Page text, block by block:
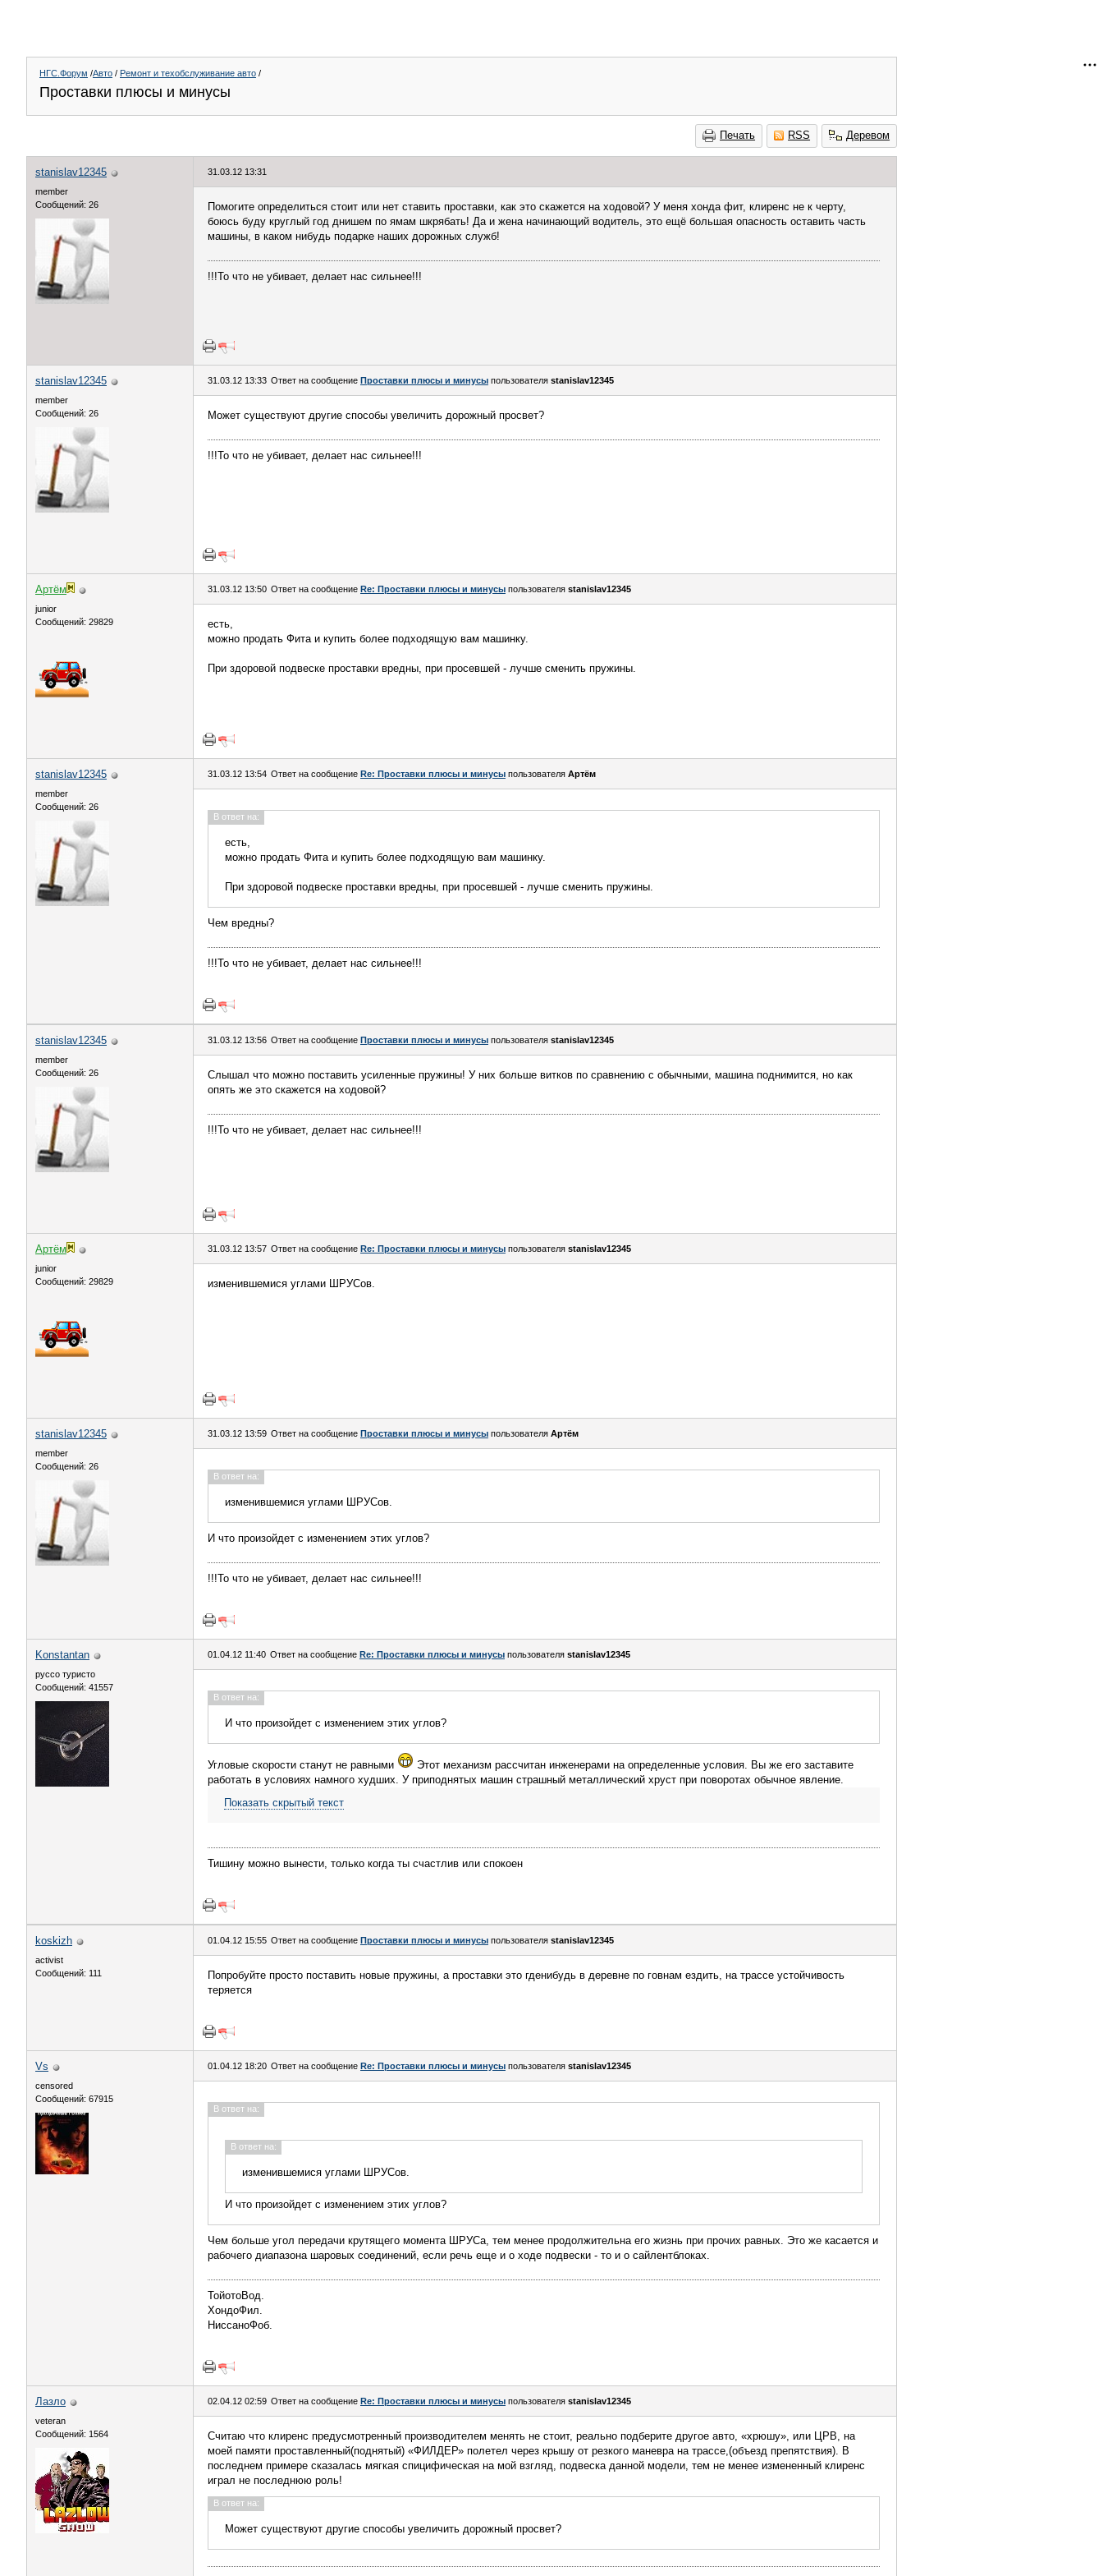
НГС.Форум /Авто / Ремонт и техобслуживание авто /
Проставки плюсы и минусы
Печать RSS Деревом
stanislav12345
member
Сообщений: 26
31.03.12 13:31
Помогите определиться стоит или нет ставить проставки, как это скажется на ходовой? У меня хонда фит, клиренс не к черту,
боюсь буду круглый год днишем по ямам шкрябать! Да и жена начинающий водитель, это ещё большая опасность оставить часть
машины, в каком нибудь подарке наших дорожных служб!
!!!То что не убивает, делает нас сильнее!!!
stanislav12345
member
Сообщений: 26
31.03.12 13:33 Ответ на сообщение Проставки плюсы и минусы пользователя stanislav12345
Может существуют другие способы увеличить дорожный просвет?
!!!То что не убивает, делает нас сильнее!!!
Артём
juniоr
Сообщений: 29829
31.03.12 13:50 Ответ на сообщение Re: Проставки плюсы и минусы пользователя stanislav12345
есть,
можно продать Фита и купить более подходящую вам машинку.
При здоровой подвеске проставки вредны, при просевшей - лучше сменить пружины.
stanislav12345
member
Сообщений: 26
31.03.12 13:54 Ответ на сообщение Re: Проставки плюсы и минусы пользователя Артём
В ответ на:
есть,
можно продать Фита и купить более подходящую вам машинку.
При здоровой подвеске проставки вредны, при просевшей - лучше сменить пружины.
Чем вредны?
!!!То что не убивает, делает нас сильнее!!!
stanislav12345
member
Сообщений: 26
31.03.12 13:56 Ответ на сообщение Проставки плюсы и минусы пользователя stanislav12345
Слышал что можно поставить усиленные пружины! У них больше витков по сравнению с обычными, машина поднимится, но как
опять же это скажется на ходовой?
!!!То что не убивает, делает нас сильнее!!!
Артём
juniоr
Сообщений: 29829
31.03.12 13:57 Ответ на сообщение Re: Проставки плюсы и минусы пользователя stanislav12345
изменившемися углами ШРУСов.
stanislav12345
member
Сообщений: 26
31.03.12 13:59 Ответ на сообщение Проставки плюсы и минусы пользователя Артём
В ответ на:
изменившемися углами ШРУСов.
И что произойдет с изменением этих углов?
!!!То что не убивает, делает нас сильнее!!!
Konstantan
руссо туристо
Сообщений: 41557
01.04.12 11:40 Ответ на сообщение Re: Проставки плюсы и минусы пользователя stanislav12345
В ответ на:
И что произойдет с изменением этих углов?
Угловые скорости станут не равными
Этот механизм рассчитан инженерами на определенные условия. Вы же его заставите
работать в условиях намного худших. У приподнятых машин страшный металлический хруст при поворотах обычное явление.
Показать скрытый текст
Тишину можно вынести, только когда ты счастлив или спокоен
koskizh
activist
Сообщений: 111
01.04.12 15:55 Ответ на сообщение Проставки плюсы и минусы пользователя stanislav12345
Попробуйте просто поставить новые пружины, а проставки это гденибудь в деревне по говнам ездить, на трассе устойчивость
теряется
Vs
censored
Сообщений: 67915
01.04.12 18:20 Ответ на сообщение Re: Проставки плюсы и минусы пользователя stanislav12345
В ответ на:
В ответ на:
изменившемися углами ШРУСов.
И что произойдет с изменением этих углов?
Чем больше угол передачи крутящего момента ШРУСа, тем менее продолжительна его жизнь при прочих равных. Это же касается и
рабочего диапазона шаровых соединений, если речь еще и о ходе подвески - то и о сайлентблоках.
ТойотоВод.
ХондоФил.
НиссаноФоб.
Лазло
veteran
Сообщений: 1564
02.04.12 02:59 Ответ на сообщение Re: Проставки плюсы и минусы пользователя stanislav12345
Считаю что клиренс предусмотренный производителем менять не стоит, реально подберите другое авто, «хрюшу», или ЦРВ, на
моей памяти проставленный(поднятый) «ФИЛДЕР» полетел через крышу от резкого маневра на трассе,(объезд препятствия). В
последнем примере сказалась мягкая спицифическая на мой взгляд, подвеска данной модели, тем не менее измененный клиренс
играл не последнюю роль!
В ответ на:
Может существуют другие способы увеличить дорожный просвет?